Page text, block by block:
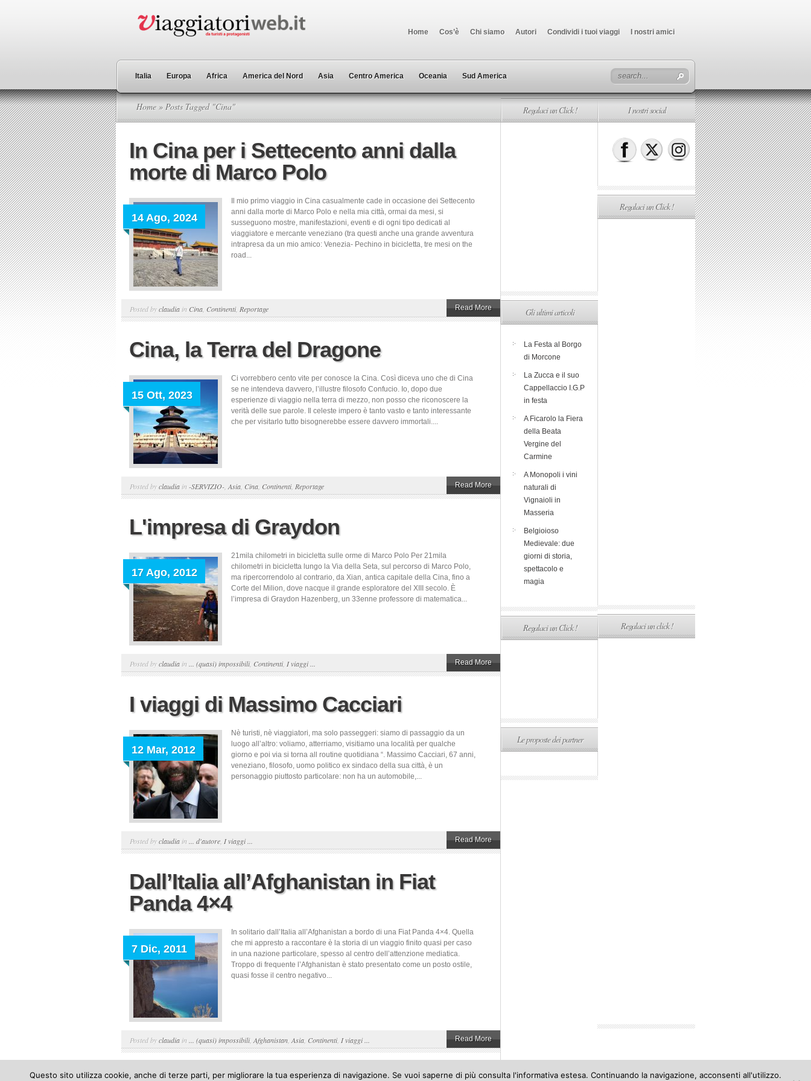
Home Cos’è Chi siamo Autori Condividi i tuoi viaggi I nostri amici
Italia Europa Africa America del Nord Asia Centro America Oceania Sud America
Home » Posts Tagged "Cina"
In Cina per i Settecento anni dalla
morte di Marco Polo
14 Ago, 2024
Il mio primo viaggio in Cina casualmente cade in occasione dei Settecento
anni dalla morte di Marco Polo e nella mia città, ormai da mesi, si
susseguono mostre, manifestazioni, eventi e di ogni tipo dedicati al
viaggiatore e mercante veneziano (tra questi anche una grande avventura
intrapresa da un mio amico: Venezia- Pechino in bicicletta, tre mesi on the
road...
Posted byclaudia in Cina Continenti, Reportage Read More
Cina, la Terra del Dragone
15 Ott, 2023
Ci vorrebbero cento vite per conosce la Cina. Così diceva uno che di Cina
se ne intendeva davvero, l’illustre filosofo Confucio. Io, dopo due
esperienze di viaggio nella terra di mezzo, non posso che riconoscere la
verità delle sue parole. Il celeste impero è tanto vasto e tanto interessante
che per visitarlo tutto bisognerebbe essere davvero immortali....
Posted byclaudia in -SERVIZIO- Asia Cina Continenti, Reportage Read More
L'impresa di Graydon
17 Ago, 2012
21mila chilometri in bicicletta sulle orme di Marco Polo Per 21mila
chilometri in bicicletta lungo la Via della Seta, sul percorso di Marco Polo,
ma ripercorrendolo al contrario, da Xian, antica capitale della Cina, fino a
Corte del Milion, dove nacque il grande esploratore del XIII secolo. È
l’impresa di Graydon Hazenberg, un 33enne professore di matematica...
Posted byclaudia in ... (quasi) impossibili, Continenti, I viaggi ... Read More
I viaggi di Massimo Cacciari
12 Mar, 2012
Nè turisti, nè viaggiatori, ma solo passeggeri: siamo di passaggio da un
luogo all’altro: voliamo, atterriamo, visitiamo una località per qualche
giorno e poi via si torna all routine quotidiana “. Massimo Cacciari, 67 anni,
veneziano, filosofo, uomo politico ex sindaco della sua città, è un
personaggio piuttosto particolare: non ha un automobile,...
Posted byclaudia in ... d'autore I viaggi ... Read More
Dall’Italia all’Afghanistan in Fiat
Panda 4×4
7 Dic, 2011
In solitario dall’Italia all’Afghanistan a bordo di una Fiat Panda 4×4. Quella
che mi appresto a raccontare è la storia di un viaggio finito quasi per caso
in una nazione particolare, spesso al centro dell’attenzione mediatica.
Troppo di frequente l’Afghanistan è stato presentato come un posto ostile,
quasi fosse il centro negativo...
Posted byclaudia in ... (quasi) impossibili, Afghanistan Asia Continenti, I viaggi ... Read More
Regalaci un Click !
Gli ultimi articoli
La Festa al Borgo
di Morcone
La Zucca e il suo
Cappellaccio I.G.P
in festa
A Ficarolo la Fiera
della Beata
Vergine del
Carmine
A Monopoli i vini
naturali di
Vignaioli in
Masseria
Belgioioso
Medievale: due
giorni di storia,
spettacolo e
magia
Regalaci un Click !
Le proposte dei partner
I nostri social
Regalaci un Click !
Regalaci un click !
Questo sito utilizza cookie, anche di terze parti, per migliorare la tua esperienza di navigazione. Se vuoi saperne di più consulta l'informativa estesa. Continuando la navigazione, acconsenti all'utilizzo.